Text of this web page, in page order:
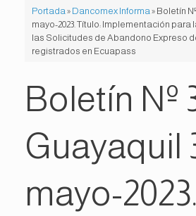
Portada » Dancomex Informa » Boletín
mayo-2023. Título: Implementación
las Solicitudes de Abandono Expreso
registrados en Ecuapass
Boletín Nº
Guayaquil
mayo-2023.